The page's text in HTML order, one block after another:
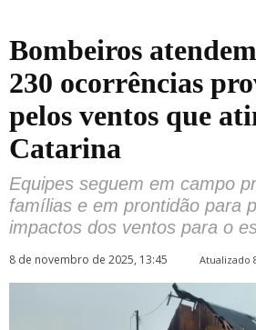
Bombeiros
230 ocorrências
pelos ventos que
Catarina
Equipes seguem em campo
famílias e em prontidão para
impactos dos ventos para o
8 de novembro de 2025, 13:45 Atualizado